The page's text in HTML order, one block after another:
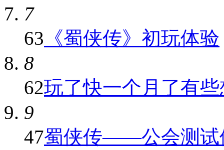
7
63 《蜀侠传》初玩体验
8
62玩了快一个月了有
9
47蜀侠传——公会测试